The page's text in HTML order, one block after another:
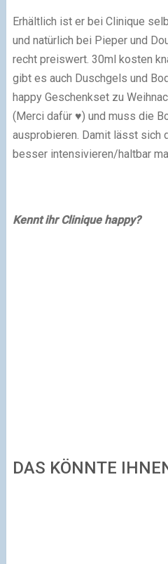
Erhältlich ist er bei Clinique
und natürlich bei Pieper und
recht preiswert. 30ml kosten
gibt es auch Duschgels und
happy Geschenkset zu
(Merci dafür ♥) und muss die
ausprobieren. Damit lässt sich
besser intensivieren/haltbar
Kennt ihr Clinique happy?
DAS KÖNNTE